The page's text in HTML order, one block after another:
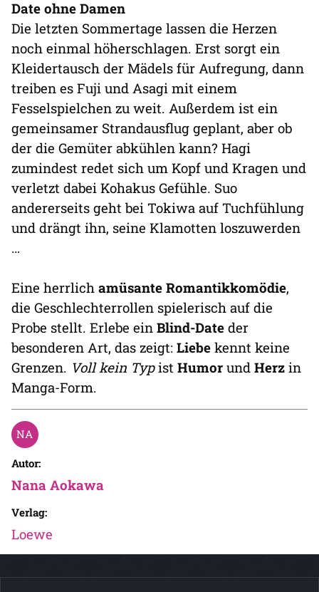
Date ohne Damen
Die letzten Sommertage lassen die Herzen
noch einmal höherschlagen. Erst sorgt ein
Kleidertausch der Mädels für Aufregung, dann
treiben es Fuji und Asagi mit einem
Fesselspielchen zu weit. Außerdem ist ein
gemeinsamer Strandausflug geplant, aber ob
der die Gemüter abkühlen kann? Hagi
zumindest redet sich um Kopf und Kragen und
verletzt dabei Kohakus Gefühle. Suo
andererseits geht bei Tokiwa auf Tuchfühlung
und drängt ihn, seine Klamotten loszuwerden
…
Eine herrlich amüsante Romantikkomödie,
die Geschlechterrollen spielerisch auf die
Probe stellt. Erlebe ein Blind-Date der
besonderen Art, das zeigt: Liebe kennt keine
Grenzen. Voll kein Typist Humor und Herz in
Manga-Form.
Autor:
Nana Aokawa
Verlag:
Loewe